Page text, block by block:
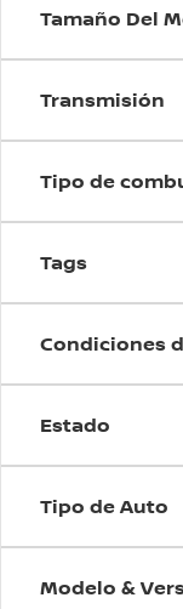
Tamaño Del
Transmisión
Tipo de
Tags
Condiciones
Estado
Tipo de Auto
Modelo &